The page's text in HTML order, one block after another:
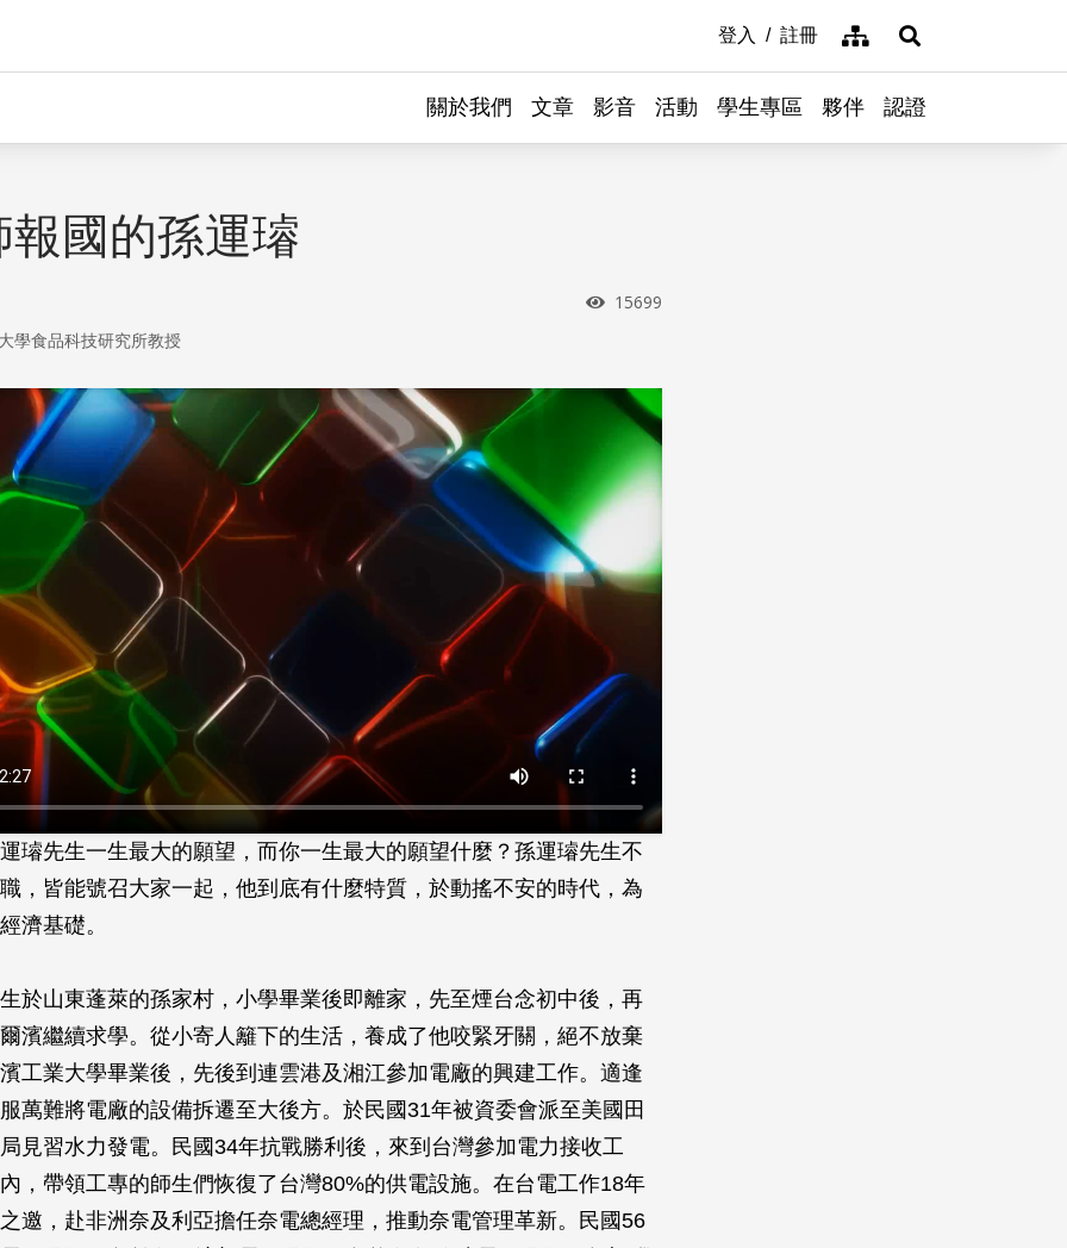
登入 註冊 網站導覽展開搜尋
關於我們 文章 影音 活動 學生專區 夥伴 認證
報國的孫運璿
瀏覽次數
15699
學食品科技研究所教授
璿先生一生最大的願望，而你一生最大的願望什麼？孫運璿先生不
，皆能號召大家一起，他到底有什麼特質，於動搖不安的時代，為
濟基礎。
於山東蓬萊的孫家村，小學畢業後即離家，先至煙台念初中後，再
濱繼續求學。從小寄人籬下的生活，養成了他咬緊牙關，絕不放棄
工業大學畢業後，先後到連雲港及湘江參加電廠的興建工作。適逢
萬難將電廠的設備拆遷至大後方。於民國31年被資委會派至美國田
見習水力發電。民國34年抗戰勝利後，來到台灣參加電力接收工
，帶領工專的師生們恢復了台灣80%的供電設施。在台電工作18年
邀，赴非洲奈及利亞擔任奈電總經理，推動奈電管理革新。民國56